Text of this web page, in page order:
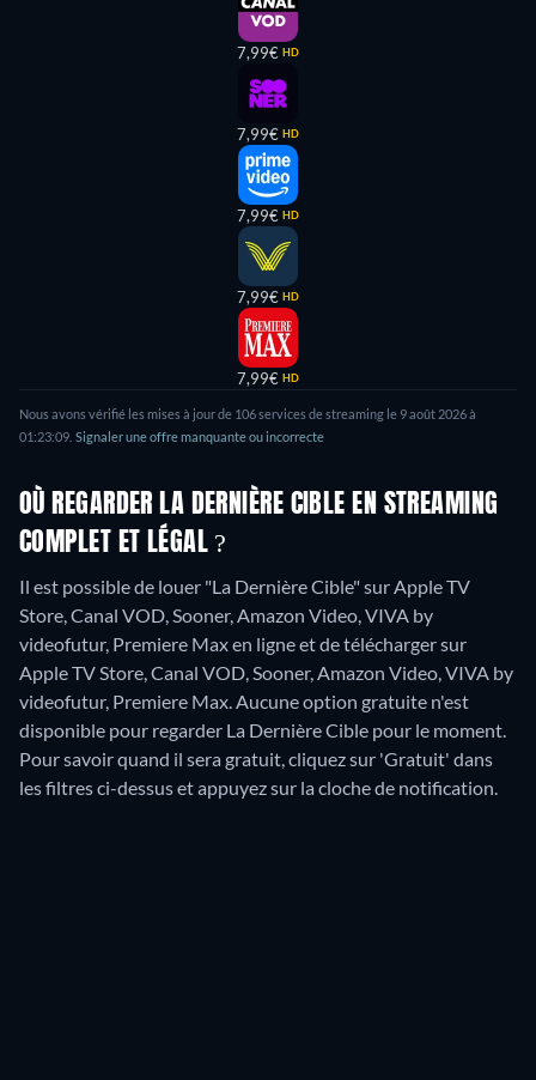
7,99€ HD
7,99€ HD
7,99€ HD
7,99€ HD
7,99€ HD
Nous avons vérifié les mises à jour de 106services de streaming le 9 août 2026à
01:23:09 Signaler une offre manquante ou incorrecte
OÙ REGARDER LA DERNIÈRE CIBLE EN STREAMING
COMPLET ET LÉGAL ?
Il est possible de louer "La Dernière Cible" sur Apple TV
Store, Canal VOD, Sooner, Amazon Video, VIVA by
videofutur, Premiere Max en ligne et de télécharger sur
Apple TV Store, Canal VOD, Sooner, Amazon Video, VIVA by
videofutur, Premiere Max.Aucune option gratuite n'est
disponible pour regarder La Dernière Cible pour le moment.
Pour savoir quand il sera gratuit, cliquez sur 'Gratuit' dans
les filtres ci-dessus et appuyez sur la cloche de notification.